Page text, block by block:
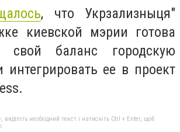
, что Укрзализныця"
киевской мэрии готова
свой баланс городскую
интегрировать ее в проект
необхідний текст і натисніть Ctrl + Enter, щоб